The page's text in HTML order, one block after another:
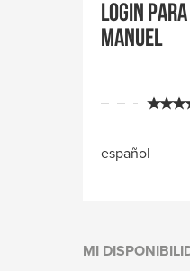
Login
Manuel
español
MI